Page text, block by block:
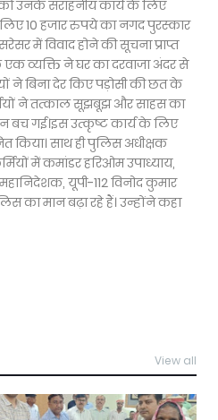
उनके सराहनीय कार्य के लिए
लिए 10 हजार रुपये का नगद पुरस्कार
में विवाद होने की सूचना प्राप्त
एक व्यक्ति ने घर का दरवाजा अंदर से
ने बिना देर किए पड़ोसी की छत के
ने तत्काल सूझबूझ और साहस का
बच गई।इस उत्कृष्ट कार्य के लिए
किया। साथ ही पुलिस अधीक्षक
में कमांडर हरिओम उपाध्याय,
यूपी-112 विनोद कुमार
का मान बढ़ा रहे हैं। उन्होंने कहा
View all